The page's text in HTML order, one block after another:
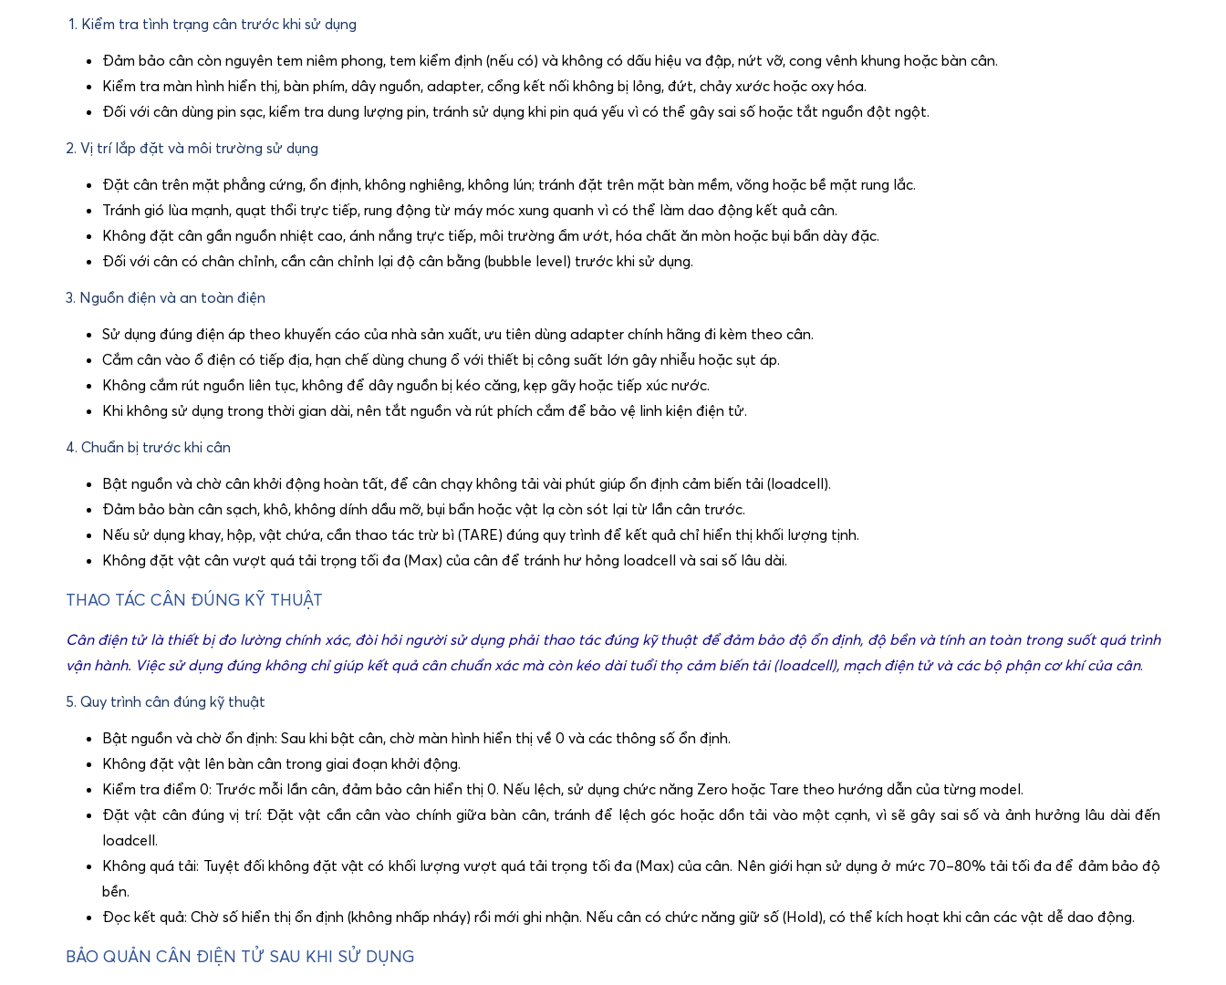
1. Kiểm tra tình trạng cân trước khi sử dụng
Đảm bảo cân còn nguyên tem niêm phong, tem kiểm định (nếu có) và không có dấu hiệu va đập, nứt vỡ, cong vênh khung hoặc bàn cân.
Kiểm tra màn hình hiển thị, bàn phím, dây nguồn, adapter, cổng kết nối không bị lỏng, đứt, chảy xước hoặc oxy hóa.
Đối với cân dùng pin sạc, kiểm tra dung lượng pin, tránh sử dụng khi pin quá yếu vì có thể gây sai số hoặc tắt nguồn đột ngột.
2. Vị trí lắp đặt và môi trường sử dụng
Đặt cân trên mặt phẳng cứng, ổn định, không nghiêng, không lún; tránh đặt trên mặt bàn mềm, võng hoặc bề mặt rung lắc.
Tránh gió lùa mạnh, quạt thổi trực tiếp, rung động từ máy móc xung quanh vì có thể làm dao động kết quả cân.
Không đặt cân gần nguồn nhiệt cao, ánh nắng trực tiếp, môi trường ẩm ướt, hóa chất ăn mòn hoặc bụi bẩn dày đặc.
Đối với cân có chân chỉnh, cần cân chỉnh lại độ cân bằng (bubble level) trước khi sử dụng.
3. Nguồn điện và an toàn điện
Sử dụng đúng điện áp theo khuyến cáo của nhà sản xuất, ưu tiên dùng adapter chính hãng đi kèm theo cân.
Cắm cân vào ổ điện có tiếp địa, hạn chế dùng chung ổ với thiết bị công suất lớn gây nhiễu hoặc sụt áp.
Không cắm rút nguồn liên tục, không để dây nguồn bị kéo căng, kẹp gãy hoặc tiếp xúc nước.
Khi không sử dụng trong thời gian dài, nên tắt nguồn và rút phích cắm để bảo vệ linh kiện điện tử.
4. Chuẩn bị trước khi cân
Bật nguồn và chờ cân khởi động hoàn tất, để cân chạy không tải vài phút giúp ổn định cảm biến tải (loadcell).
Đảm bảo bàn cân sạch, khô, không dính dầu mỡ, bụi bẩn hoặc vật lạ còn sót lại từ lần cân trước.
Nếu sử dụng khay, hộp, vật chứa, cần thao tác trừ bì (TARE) đúng quy trình để kết quả chỉ hiển thị khối lượng tịnh.
Không đặt vật cân vượt quá tải trọng tối đa (Max) của cân để tránh hư hỏng loadcell và sai số lâu dài.
THAO TÁC CÂN ĐÚNG KỸ THUẬT
Cân điện tử là thiết bị đo lường chính xác, đòi hỏi người sử dụng phải thao tác đúng kỹ thuật để đảm bảo độ ổn định, độ bền và tính an toàn trong suốt quá trình
vận hành. Việc sử dụng đúng không chỉ giúp kết quả cân chuẩn xác mà còn kéo dài tuổi thọ cảm biến tải (loadcell), mạch điện tử và các bộ phận cơ khí của cân.
5. Quy trình cân đúng kỹ thuật
Bật nguồn và chờ ổn định: Sau khi bật cân, chờ màn hình hiển thị về 0 và các thông số ổn định.
Không đặt vật lên bàn cân trong giai đoạn khởi động.
Kiểm tra điểm 0: Trước mỗi lần cân, đảm bảo cân hiển thị 0. Nếu lệch, sử dụng chức năng Zero hoặc Tare theo hướng dẫn của từng model.
Đặt vật cân đúng vị trí: Đặt vật cần cân vào chính giữa bàn cân, tránh để lệch góc hoặc dồn tải vào một cạnh, vì sẽ gây sai số và ảnh hưởng lâu dài đến
loadcell.
Không quá tải: Tuyệt đối không đặt vật có khối lượng vượt quá tải trọng tối đa (Max) của cân. Nên giới hạn sử dụng ở mức 70–80% tải tối đa để đảm bảo độ
bền.
Đọc kết quả: Chờ số hiển thị ổn định (không nhấp nháy) rồi mới ghi nhận. Nếu cân có chức năng giữ số (Hold), có thể kích hoạt khi cân các vật dễ dao động.
BẢO QUẢN CÂN ĐIỆN TỬ SAU KHI SỬ DỤNG